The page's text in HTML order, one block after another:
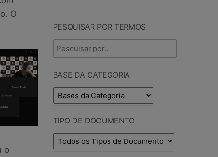
O
o
PESQUISAR POR TERMOS
BASE DA CATEGORIA
TIPO DE DOCUMENTO